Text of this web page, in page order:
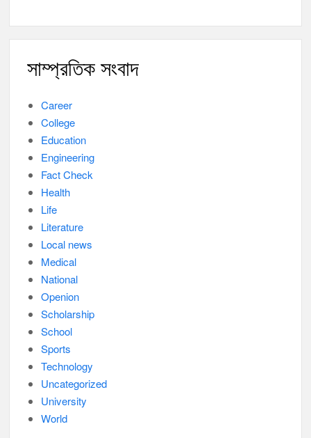
সাম্প্রতিক সংবাদ
Career
College
Education
Engineering
Fact Check
Health
Life
Literature
Local news
Medical
National
Openion
Scholarship
School
Sports
Technology
Uncategorized
University
World